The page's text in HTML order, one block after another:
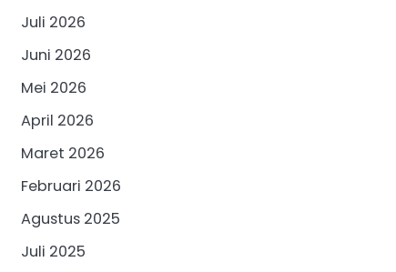
Juli 2026
Juni 2026
Mei 2026
April 2026
Maret 2026
Februari 2026
Agustus 2025
Juli 2025